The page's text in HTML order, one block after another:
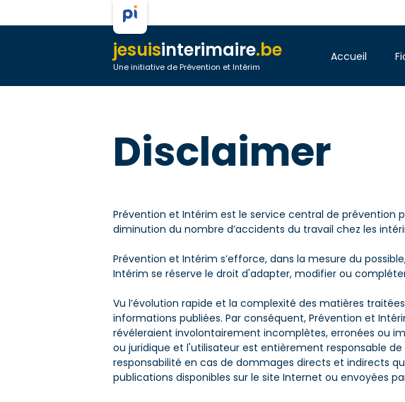
jesuisinterimaire.be
Une initiative de Prévention et Intérim
Accueil
Disclaimer
Prévention et Intérim est le service central de prévention
diminution du nombre d’accidents du travail chez les
Prévention et Intérim s’efforce, dans la mesure du
Intérim se réserve le droit d'adapter, modifier ou
Vu l’évolution rapide et la complexité des matières
informations publiées. Par conséquent, Prévention et
révéleraient involontairement incomplètes, erronées ou
ou juridique et l'utilisateur est entièrement responsable
responsabilité en cas de dommages directs et indirects
publications disponibles sur le site Internet ou envoyées